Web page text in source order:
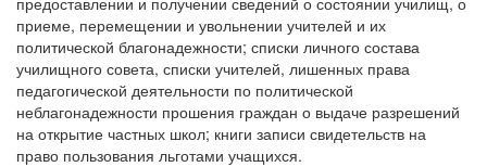
приеме, перемещении и увольнении учителей и их
политической благонадежности; списки личного состава
училищного совета, списки учителей, лишенных права
педагогической деятельности по политической
неблагонадежности прошения граждан о выдаче разрешений
на открытие частных школ; книги записи свидетельств на
право пользования льготами учащихся.